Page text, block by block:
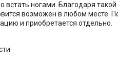
ногами. Благодаря такой
возможен в любом месте.
и приобретается отдельно.